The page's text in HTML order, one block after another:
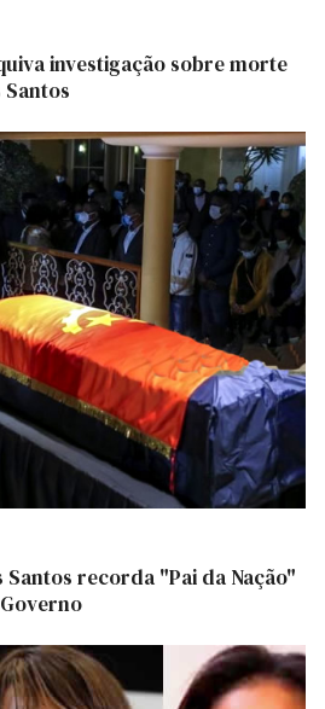
investigação sobre morte
recorda "Pai da Nação"